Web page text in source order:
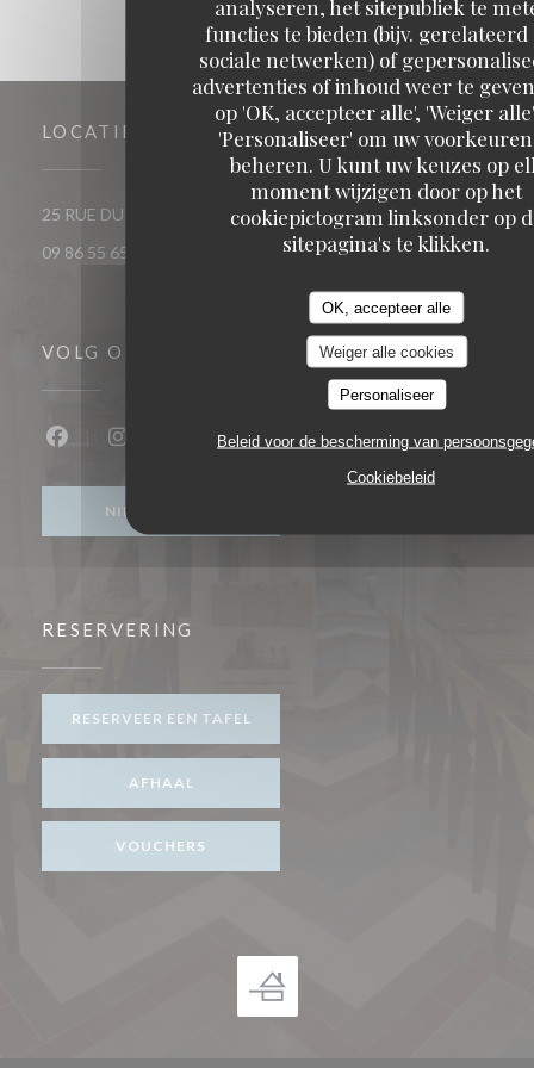
analyseren, het sitepubliek te
functies te bieden (bijv. gerelateerd
sociale netwerken) of
advertenties of inhoud weer te
op 'OK, accepteer alle', 'Weiger
'Personaliseer' om uw
beheren. U kunt uw keuzes op
moment wijzigen door op het
cookiepictogram linksonder op
sitepagina's te klikken.
OK, accepteer alle
Weiger alle cookies
Personaliseer
Beleid voor de bescherming van
Cookiebeleid
LOCATIE
25 RUE DU ROI DE SICILE 75004 PARIS((opent in een nieuw
09 86 55 65 65
VOLG ONS
Facebook ((opent in een nieuw venster))
Instagram ((opent in een nieuw venster))
NIEUWSBRIEF
RESERVERING
RESERVEER EEN TAFEL
AFHAAL
VOUCHERS